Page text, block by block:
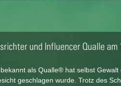
und Influencer Qualle
als Qualle® hat selbst
geschlagen wurde. Trotz des